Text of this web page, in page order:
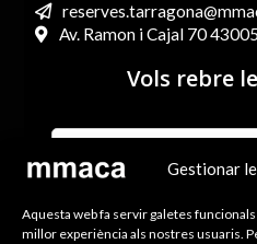
Gestionar
Aquesta web fa servir galetes
millor experiència als nostres usuaris.
Av. Ramon i Cajal 70
Vols rebre
He llegit i accepto els termes
la Política de Privacitat